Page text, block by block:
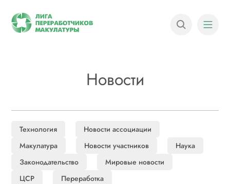
Новости
Технология
Новости ассоциации
Макулатура
Новости участников
Наука
Законодательство
Мировые новости
ЦСР
Переработка